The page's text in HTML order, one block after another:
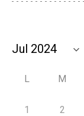
L M
1 2